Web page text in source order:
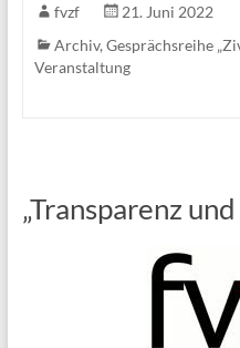
fvzf
21. Juni 2022
Archiv, Gesprächsreihe
Veranstaltung
„Transparenz